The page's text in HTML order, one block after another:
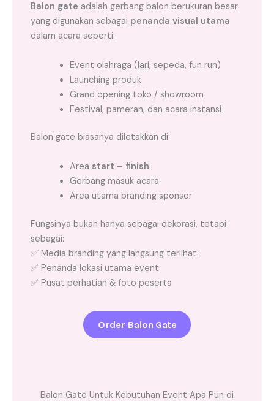
Balon gate adalah gerbang balon berukuran besar
yang digunakan sebagai penanda visual utama
dalam acara seperti:
Event olahraga (lari, sepeda, fun run)
Launching produk
Grand opening toko / showroom
Festival, pameran, dan acara instansi
Balon gate biasanya diletakkan di:
Area start – finish
Gerbang masuk acara
Area utama branding sponsor
Fungsinya bukan hanya sebagai dekorasi, tetapi
sebagai:
✅ Media branding yang langsung terlihat
✅ Penanda lokasi utama event
✅ Pusat perhatian & foto peserta
Order Balon Gate
Balon Gate Untuk Kebutuhan Event Apa Pun di